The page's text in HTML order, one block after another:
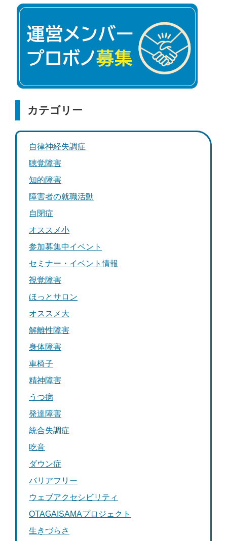
カテゴリー
自律神経失調症
聴覚障害
知的障害
障害者の就職活動
自閉症
オススメ小
参加募集中イベント
セミナー・イベント情報
視覚障害
ほっとサロン
オススメ大
解離性障害
身体障害
車椅子
精神障害
うつ病
発達障害
統合失調症
吃音
ダウン症
バリアフリー
ウェブアクセシビリティ
OTAGAISAMAプロジェクト
生きづらさ